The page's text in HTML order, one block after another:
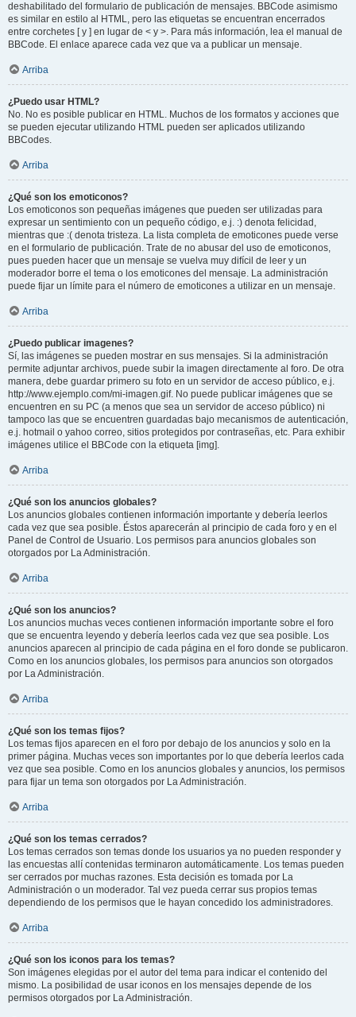
deshabilitado del formulario de publicación de mensajes. BBCode asimismo
es similar en estilo al HTML, pero las etiquetas se encuentran encerrados
entre corchetes [ y ] en lugar de < y >. Para más información, lea el manual de
BBCode. El enlace aparece cada vez que va a publicar un mensaje.
Arriba
¿Puedo usar HTML?
No. No es posible publicar en HTML. Muchos de los formatos y acciones que
se pueden ejecutar utilizando HTML pueden ser aplicados utilizando
BBCodes.
Arriba
¿Qué son los emoticonos?
Los emoticonos son pequeñas imágenes que pueden ser utilizadas para
expresar un sentimiento con un pequeño código, e.j. :) denota felicidad,
mientras que :( denota tristeza. La lista completa de emoticones puede verse
en el formulario de publicación. Trate de no abusar del uso de emoticonos,
pues pueden hacer que un mensaje se vuelva muy difícil de leer y un
moderador borre el tema o los emoticones del mensaje. La administración
puede fijar un límite para el número de emoticones a utilizar en un mensaje.
Arriba
¿Puedo publicar imagenes?
Sí, las imágenes se pueden mostrar en sus mensajes. Si la administración
permite adjuntar archivos, puede subir la imagen directamente al foro. De otra
manera, debe guardar primero su foto en un servidor de acceso público, e.j.
http://www.ejemplo.com/mi-imagen.gif. No puede publicar imágenes que se
encuentren en su PC (a menos que sea un servidor de acceso público) ni
tampoco las que se encuentren guardadas bajo mecanismos de autenticación,
e.j. hotmail o yahoo correo, sitios protegidos por contraseñas, etc. Para exhibir
imágenes utilice el BBCode con la etiqueta [img].
Arriba
¿Qué son los anuncios globales?
Los anuncios globales contienen información importante y debería leerlos
cada vez que sea posible. Éstos aparecerán al principio de cada foro y en el
Panel de Control de Usuario. Los permisos para anuncios globales son
otorgados por La Administración.
Arriba
¿Qué son los anuncios?
Los anuncios muchas veces contienen información importante sobre el foro
que se encuentra leyendo y debería leerlos cada vez que sea posible. Los
anuncios aparecen al principio de cada página en el foro donde se publicaron.
Como en los anuncios globales, los permisos para anuncios son otorgados
por La Administración.
Arriba
¿Qué son los temas fijos?
Los temas fijos aparecen en el foro por debajo de los anuncios y solo en la
primer página. Muchas veces son importantes por lo que debería leerlos cada
vez que sea posible. Como en los anuncios globales y anuncios, los permisos
para fijar un tema son otorgados por La Administración.
Arriba
¿Qué son los temas cerrados?
Los temas cerrados son temas donde los usuarios ya no pueden responder y
las encuestas allí contenidas terminaron automáticamente. Los temas pueden
ser cerrados por muchas razones. Esta decisión es tomada por La
Administración o un moderador. Tal vez pueda cerrar sus propios temas
dependiendo de los permisos que le hayan concedido los administradores.
Arriba
¿Qué son los iconos para los temas?
Son imágenes elegidas por el autor del tema para indicar el contenido del
mismo. La posibilidad de usar iconos en los mensajes depende de los
permisos otorgados por La Administración.